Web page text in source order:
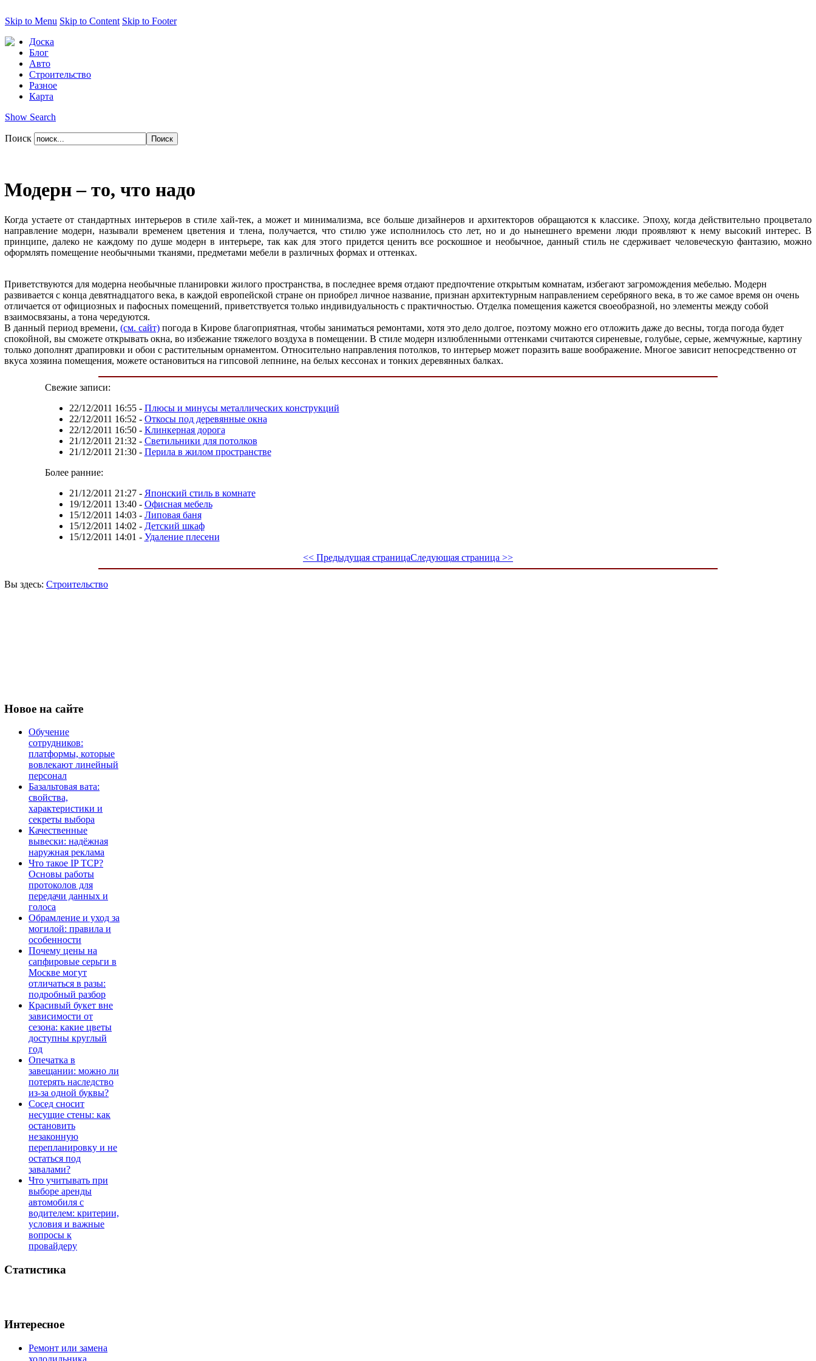
Skip to Menu Skip to Content Skip to Footer
Доска
Блог
Авто
Строительство
Разное
Карта
Show Search
Поиск
Модерн – то, что надо
Когда устаете от стандартных интерьеров в стиле хай-тек, а может и минимализма, все больше дизайнеров и архитекторов обращаются к классике. Эпоху, когда действительно процветало
направление модерн, называли временем цветения и тлена, получается, что стилю уже исполнилось сто лет, но и до нынешнего времени люди проявляют к нему высокий интерес. В
принципе, далеко не каждому по душе модерн в интерьере, так как для этого придется ценить все роскошное и необычное, данный стиль не сдерживает человеческую фантазию, можно
оформлять помещение необычными тканями, предметами мебели в различных формах и оттенках.
Приветствуются для модерна необычные планировки жилого пространства, в последнее время отдают предпочтение открытым комнатам, избегают загромождения мебелью. Модерн
развивается с конца девятнадцатого века, в каждой европейской стране он приобрел личное название, признан архитектурным направлением серебряного века, в то же самое время он очень
отличается от официозных и пафосных помещений, приветствуется только индивидуальность с практичностью. Отделка помещения кажется своеобразной, но элементы между собой
взаимосвязаны, а тона чередуются.
В данный период времени, (см. сайт) погода в Кирове благоприятная, чтобы заниматься ремонтами, хотя это дело долгое, поэтому можно его отложить даже до весны, тогда погода будет
спокойной, вы сможете открывать окна, во избежание тяжелого воздуха в помещении. В стиле модерн излюбленными оттенками считаются сиреневые, голубые, серые, жемчужные, картину
только дополнят драпировки и обои с растительным орнаментом. Относительно направления потолков, то интерьер может поразить ваше воображение. Многое зависит непосредственно от
вкуса хозяина помещения, можете остановиться на гипсовой лепнине, на белых кессонах и тонких деревянных балках.
Свежие записи:
22/12/2011 16:55- Плюсы и минусы металлических конструкций
22/12/2011 16:52 - Откосы под деревянные окна
22/12/2011 16:50- Клинкерная дорога
21/12/2011 21:32 - Светильники для потолков
21/12/2011 21:30- Перила в жилом пространстве
Более ранние:
21/12/2011 21:27- Японский стиль в комнате
19/12/2011 13:40- Офисная мебель
15/12/2011 14:03- Липовая баня
15/12/2011 14:02 - Детский шкаф
15/12/2011 14:01 - Удаление плесени
<< Предыдущая страницаСледующая страница >>
Вы здесь: Строительство
Новое на сайте
Обучение
сотрудников:
платформы, которые
вовлекают линейный
персонал
Базальтовая вата:
свойства,
характеристики и
секреты выбора
Качественные
вывески: надёжная
наружная реклама
Что такое IP TCP?
Основы работы
протоколов для
передачи данных и
голоса
Обрамление и уход за
могилой: правила и
особенности
Почему цены на
сапфировые серьги в
Москве могут
отличаться в разы:
подробный разбор
Красивый букет вне
зависимости от
сезона: какие цветы
доступны круглый
год
Опечатка в
завещании: можно ли
потерять наследство
из-за одной буквы?
Сосед сносит
несущие стены: как
остановить
незаконную
перепланировку и не
остаться под
завалами?
Что учитывать при
выборе аренды
автомобиля с
водителем: критерии,
условия и важные
вопросы к
провайдеру
Статистика
Интересное
Ремонт или замена